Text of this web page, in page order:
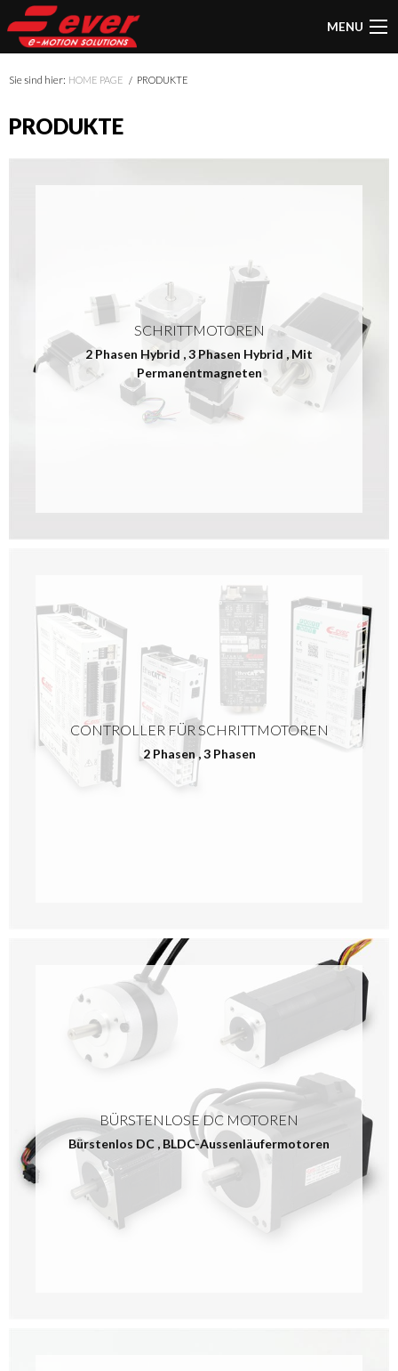
MENU
Sie sind hier: HOME PAGE PRODUKTE
PRODUKTE
SCHRITTMOTOREN
2 Phasen Hybrid ,3 Phasen Hybrid ,Mit
Permanentmagneten
CONTROLLER FÜR SCHRITTMOTOREN
2 Phasen ,3 Phasen
BÜRSTENLOSE DC MOTOREN
Bürstenlos DC , BLDC-Aussenläufermotoren